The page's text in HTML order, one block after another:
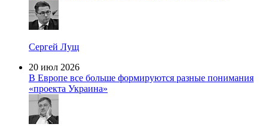
Сергей Лущ
20 июл 2026
В Европе все больше формируются разные понимания
«проекта Украина»